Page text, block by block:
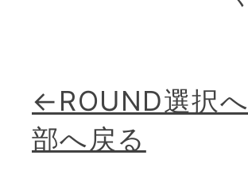
←ROUND選択
部へ戻る